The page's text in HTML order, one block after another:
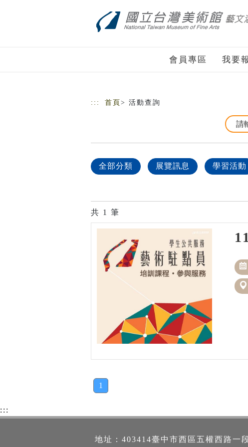
會員專區 我要
::: 首頁 > 活動查詢
全部分類 展覽訊息 學習活動
共 1 筆
1
:::
地址：403414臺中市西區五權西路